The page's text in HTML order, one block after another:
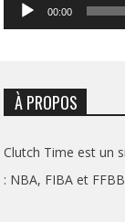
00:00
À PROPOS
Clutch Time est un
: NBA, FIBA et